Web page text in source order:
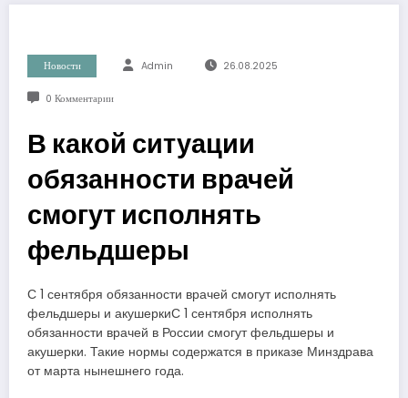
Новости Admin 26.08.2025
0 Комментарии
В какой ситуации
обязанности врачей
смогут исполнять
фельдшеры
С 1 сентября обязанности врачей смогут исполнять
фельдшеры и акушеркиС 1 сентября исполнять
обязанности врачей в России смогут фельдшеры и
акушерки. Такие нормы содержатся в приказе Минздрава
от марта нынешнего года.